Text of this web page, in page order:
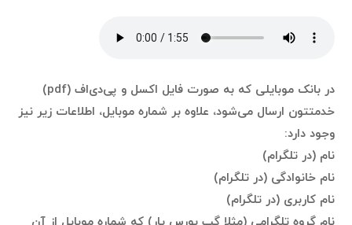
در بانک موبایلی که به صورت فایل اکسل و پی‌دی‌اف (pdf)
خدمتتون ارسال می‌شود، علاوه بر شماره موبایل، اطلاعات زیر نیز
وجود دارد:
نام (در تلگرام)
نام خانوادگی (در تلگرام)
نام کاربری (در تلگرام)